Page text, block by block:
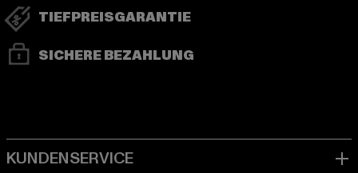
TIEFPREISGARANTIE
SICHERE BEZAHLUNG